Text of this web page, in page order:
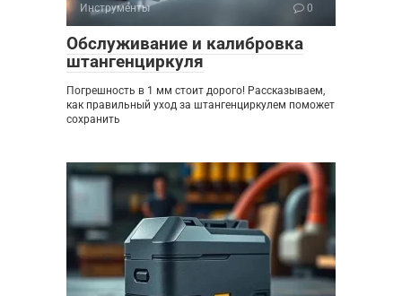
Инструменты 0
Обслуживание и калибровка
штангенциркуля
Погрешность в 1 мм стоит дорого! Рассказываем,
как правильный уход за штангенциркулем поможет
сохранить